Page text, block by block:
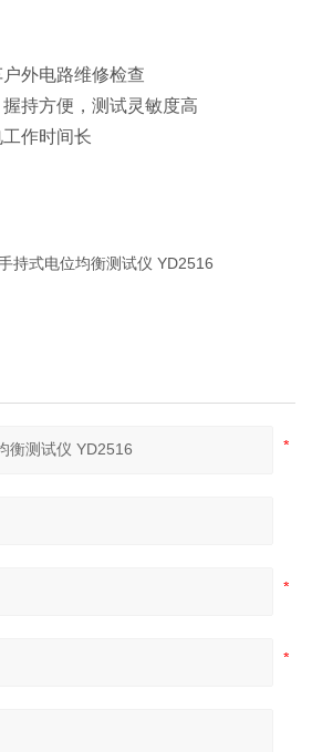
外电路维修检查
持方便，测试灵敏度高
作时间长